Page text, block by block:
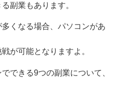
副業もあります。
くなる場合、パソコンがあ
が可能となりますよ。
できる9つの副業について、